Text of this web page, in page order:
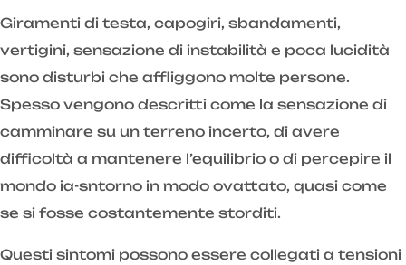
Giramenti di testa, capogiri, sbandamenti,
vertigini, sensazione di instabilità e poca lucidità
sono disturbi che affliggono molte persone.
Spesso vengono descritti come la sensazione di
camminare su un terreno incerto, di avere
difficoltà a mantenere l’equilibrio o di percepire il
mondo ia-sntorno in modo ovattato, quasi come
se si fosse costantemente storditi.
Questi sintomi possono essere collegati a tensioni